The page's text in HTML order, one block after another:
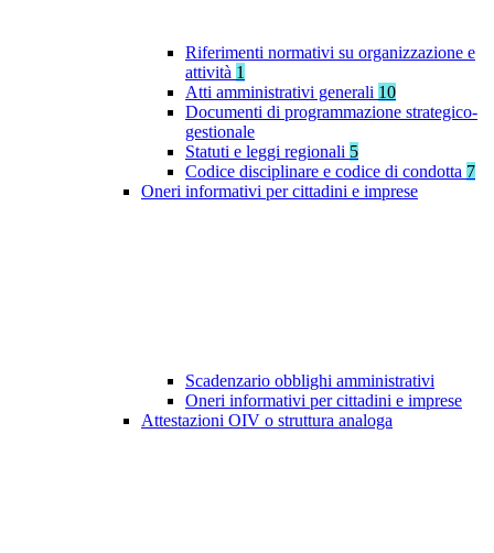
Riferimenti normativi su organizzazione e
attività 1
Atti amministrativi generali 10
Documenti di programmazione strategico-
gestionale
Statuti e leggi regionali 5
Codice disciplinare e codice di condotta 7
Oneri informativi per cittadini e imprese
Scadenzario obblighi amministrativi
Oneri informativi per cittadini e imprese
Attestazioni OIV o struttura analoga